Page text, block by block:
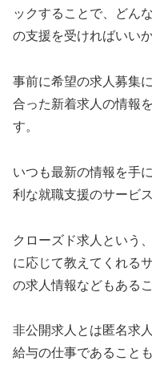
ックすることで、どん
の支援を受ければいい
事前に希望の求人募集
合った新着求人の情報
す。
いつも最新の情報を手
利な就職支援のサービス
クローズド求人という
に応じて教えてくれる
の求人情報などもある
非公開求人とは匿名求
給与の仕事であること